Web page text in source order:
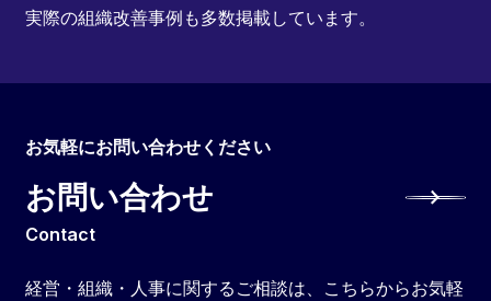
実際の組織改善事例も多数掲載しています。
お気軽にお問い合わせください
お問い合わせ
Contact
経営・組織・人事に関するご相談は、こちらからお気軽